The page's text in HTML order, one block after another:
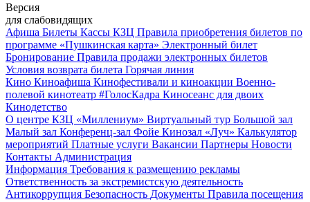
Версия
для слабовидящих
Афиша Билеты Кассы КЗЦ Правила приобретения билетов по
программе «Пушкинская карта» Электронный билет
Бронирование Правила продажи электронных билетов
Условия возврата билета Горячая линия
Кино Киноафиша Кинофестивали и киноакции Военно-
полевой кинотеатр #ГолосКадра Киносеанс для двоих
Кинодетство
О центре КЗЦ «Миллениум» Виртуальный тур Большой зал
Малый зал Конференц-зал Фойе Кинозал «Луч» Калькулятор
мероприятий Платные услуги Вакансии Партнеры Новости
Контакты Администрация
Информация Требования к размещению рекламы
Ответственность за экстремистскую деятельность
Антикоррупция Безопасность Документы Правила посещения